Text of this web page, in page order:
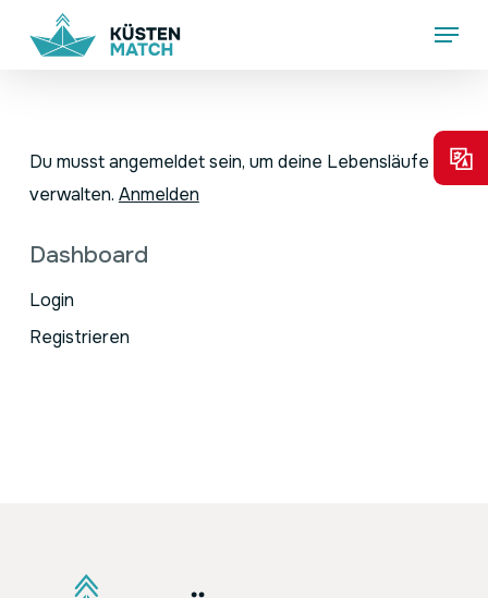
Menu
Du musst angemeldet sein, um deine Lebensläufe zu
verwalten. Anmelden
Dashboard
Login
Registrieren